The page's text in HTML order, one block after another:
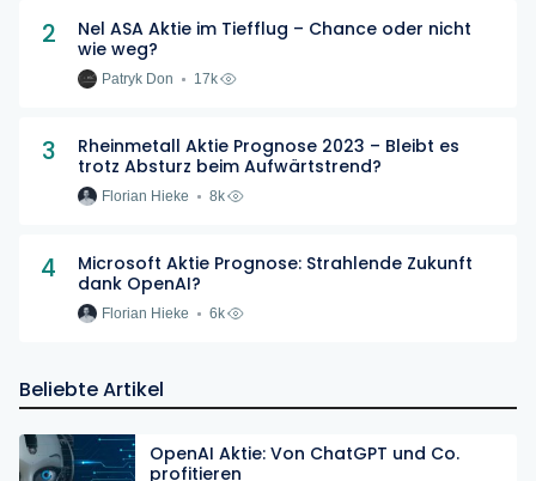
2
Nel ASA Aktie im Tiefflug – Chance oder nicht
wie weg?
Patryk Don 17k
3
Rheinmetall Aktie Prognose 2023 – Bleibt es
trotz Absturz beim Aufwärtstrend?
Florian Hieke 8k
4
Microsoft Aktie Prognose: Strahlende Zukunft
dank OpenAI?
Florian Hieke 6k
Beliebte Artikel
OpenAI Aktie: Von ChatGPT und Co.
profitieren